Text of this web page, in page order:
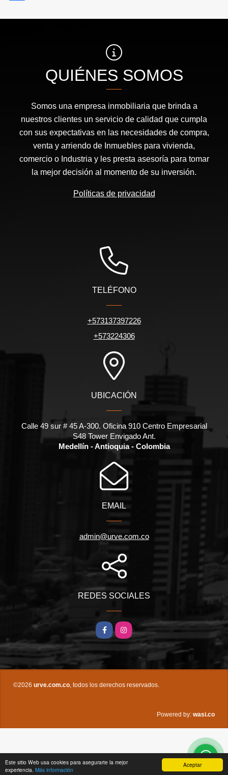
Aceptar
Este sitio Web usa cookies para asegurarte la mejor
experiencia. Más información
QUIÉNES SOMOS
Somos una empresa inmobiliaria que brinda a
nuestros clientes un servicio de calidad que cumpla
con sus expectativas en las necesidades de compra,
venta y arriendo de Inmuebles para vivienda,
comercio o Industria y les presta asesoría para tomar
la mejor decisión al momento de su inversión.
Políticas de privacidad
TELÉFONO
+573137397226
+573224306
UBICACIÓN
Calle 49 sur # 45 A-300. Oficina 910 Centro Empresarial
S48 Tower Envigado Ant.
Medellín - Antioquia - Colombia
EMAIL
admin@urve.com.co
REDES SOCIALES
FacebookInstagram
©2026 urve.com.co, todos los derechos reservados.
Powered by: wasi.co